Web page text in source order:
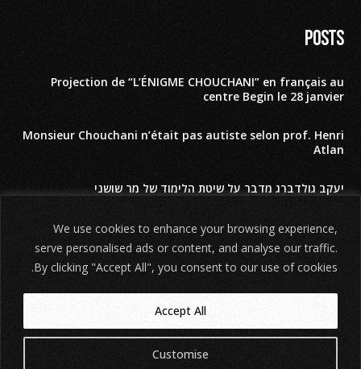
We use cookies to enhance your browsing experience,
serve personalised ads or content, and analyse our traffic.
By clicking "Accept All", you consent to our use of cookies.
Customise
Accept All
Posts
Projection de “L’ÉNIGME CHOUCHANI” en français au
centre Begin le 28 janvier
Monsieur Chouchani n’était pas autiste selon prof. Henri
Atlan
יעקב גולדברג מדבר על שיטת הלימוד של מר שושני
השם האמיתי של מר שושני לפי תלמידיו הקרובים
Our movie THE SHOSHANI RIDDLE – חידת שושני